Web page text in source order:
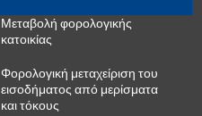
Μεταβολή φορολογικής
κατοικίας
Φορολογική μεταχείριση του
εισοδήματος από μερίσματα
και τόκους